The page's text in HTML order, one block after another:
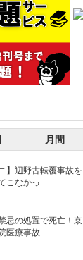
月間
】辺野古転覆事故を
こなかっ...
忌の処置で死亡！京
医療事故...